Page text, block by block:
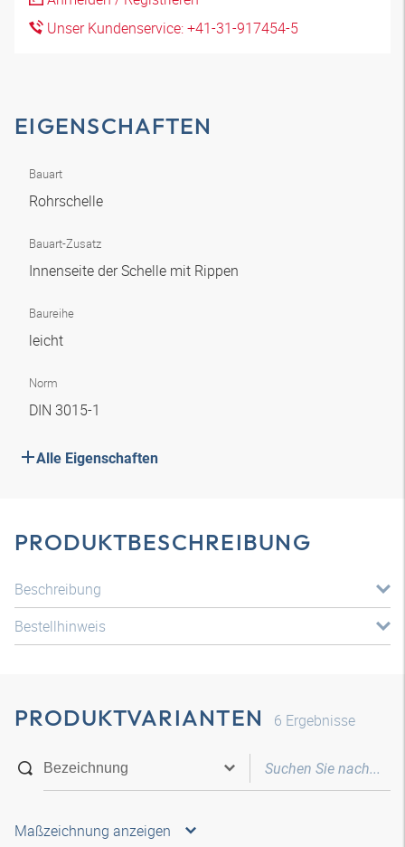
Unser Kundenservice: +41-31-917454-5
EIGENSCHAFTEN
Bauart
Rohrschelle
Bauart-Zusatz
Innenseite der Schelle mit Rippen
Baureihe
leicht
Norm
DIN 3015-1
Alle Eigenschaften
PRODUKTBESCHREIBUNG
Beschreibung
Bestellhinweis
PRODUKTVARIANTEN 6 Ergebnisse
Maßzeichnung anzeigen